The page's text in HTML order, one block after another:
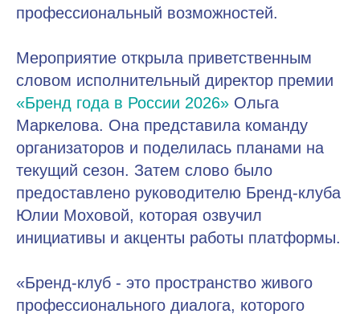
профессиональный возможностей.
Мероприятие открыла приветственным
словом исполнительный директор премии
«Бренд года в России 2026» Ольга
Маркелова. Она представила команду
организаторов и поделилась планами на
текущий сезон. Затем слово было
предоставлено руководителю Бренд-клуба
Юлии Моховой, которая озвучил
инициативы и акценты работы платформы.
«Бренд-клуб - это пространство живого
профессионального диалога, которого